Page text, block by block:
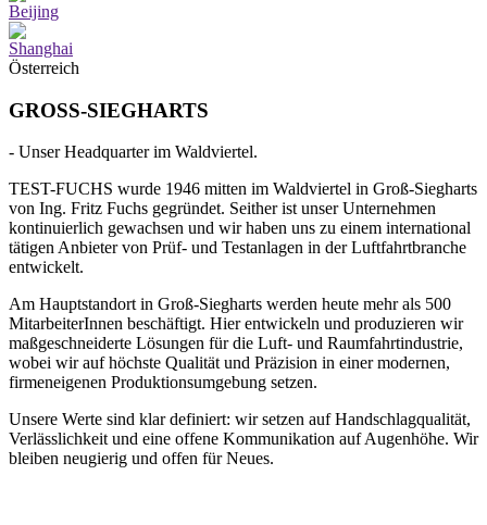
Beijing
Shanghai
Österreich
GROSS-SIEGHARTS
- Unser Headquarter im Waldviertel.
TEST-FUCHS wurde 1946 mitten im Waldviertel in Groß-Siegharts
von Ing. Fritz Fuchs gegründet. Seither ist unser Unternehmen
kontinuierlich gewachsen und wir haben uns zu einem international
tätigen Anbieter von Prüf- und Testanlagen in der Luftfahrtbranche
entwickelt.
Am Hauptstandort in Groß-Siegharts werden heute mehr als 500
MitarbeiterInnen beschäftigt. Hier entwickeln und produzieren wir
maßgeschneiderte Lösungen für die Luft- und Raumfahrtindustrie,
wobei wirauf höchste Qualität und Präzision in einermodernen,
firmeneigenen Produktionsumgebung setzen.
Unsere Werte sind klar definiert: wir setzen auf Handschlagqualität,
Verlässlichkeit und eine offene Kommunikation auf Augenhöhe. Wir
bleiben neugierig und offen für Neues.